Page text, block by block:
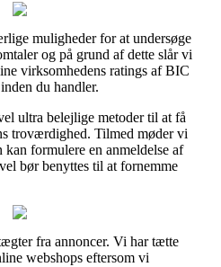
muligheder for at undersøge
og på grund af dette slår vi
virksomhedens ratings af BIC
du handler.
ultra belejlige metoder til at få
troværdighed. Tilmed møder vi
formulere en anmeldelse af
bør benyttes til at fornemme
fra annoncer. Vi har tætte
webshops eftersom vi